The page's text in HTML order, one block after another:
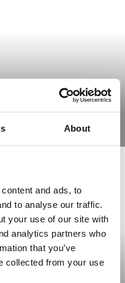
About
and ads, to
to analyse our traffic.
your use of our site with
analytics partners who
that you’ve
collected from your use